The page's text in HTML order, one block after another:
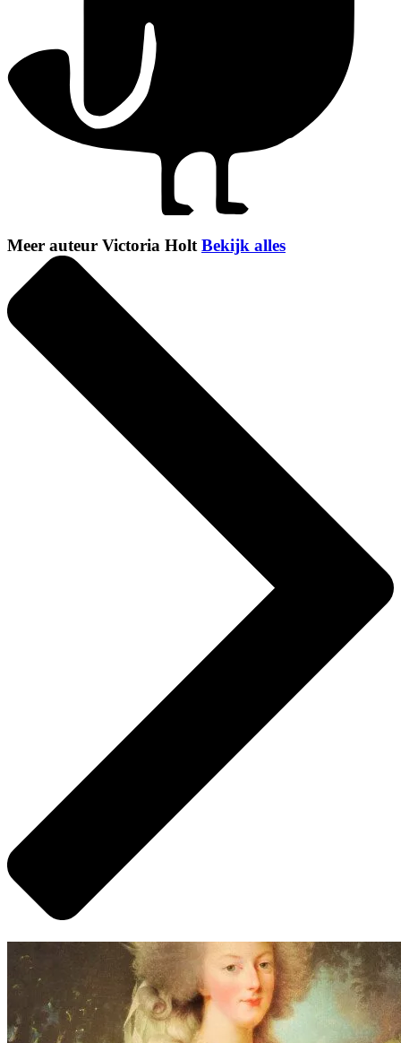
Meer auteur Victoria Holt Bekijk alles